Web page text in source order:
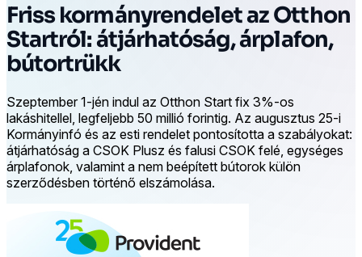
Friss kormányrendelet az Otthon
Startról: átjárhatóság, árplafon,
bútortrükk
Szeptember 1-jén indul az Otthon Start fix 3%-os
lakáshitellel, legfeljebb 50 millió forintig. Az augusztus 25-i
Kormányinfó és az esti rendelet pontosította a szabályokat:
átjárhatóság a CSOK Plusz és falusi CSOK felé, egységes
árplafonok, valamint a nem beépített bútorok külön
szerződésben történő elszámolása.